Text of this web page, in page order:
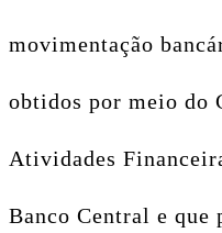
movimentação
obtidos por meio do
Atividades
Banco Central e que